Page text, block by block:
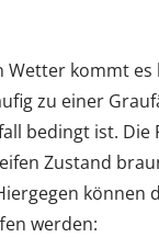
Wetter kommt
zu einer
bedingt ist. Die
Zustand
können
werden: